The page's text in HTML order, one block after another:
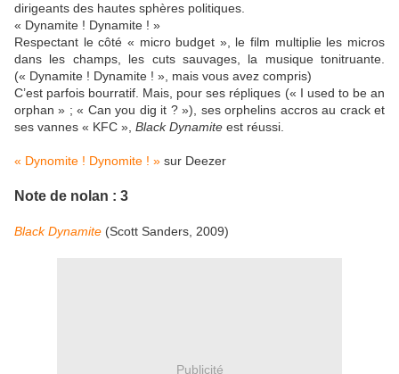
dirigeants des hautes sphères politiques.
« Dynamite ! Dynamite ! »
Respectant le côté « micro budget », le film multiplie les micros
dans les champs, les cuts sauvages, la musique tonitruante.
(« Dynamite ! Dynamite ! », mais vous avez compris)
C’est parfois bourratif. Mais, pour ses répliques (« I used to be an
orphan » ; « Can you dig it ? »), ses orphelins accros au crack et
ses vannes « KFC », Black Dynamite est réussi.
« Dynomite ! Dynomite ! » sur Deezer
Note de nolan : 3
Black Dynamite (Scott Sanders, 2009)
Publicité